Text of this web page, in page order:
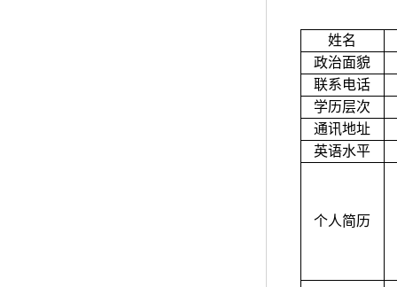
姓名
政治面貌
联系电话
学历层次
通讯地址
英语水平
个人简历